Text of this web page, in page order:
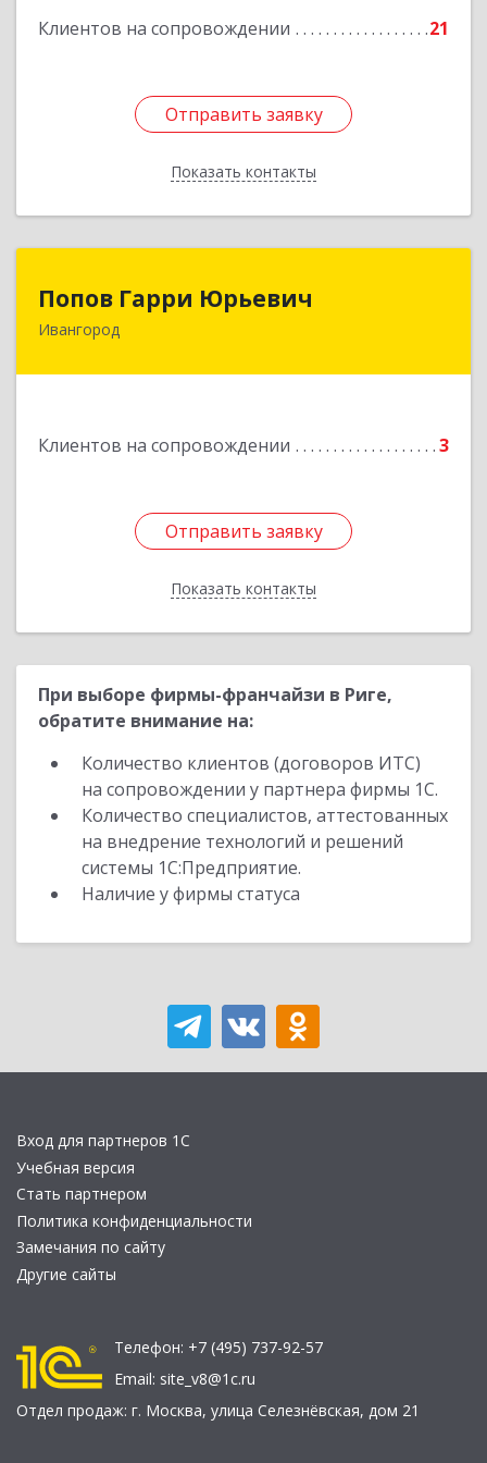
Клиентов на сопровождении 21
Отправить заявку
Показать контакты
Отправить заявку
Назад
Попов Гарри Юрьевич
Ивангород
Клиентов на сопровождении 3
Отправить заявку
Показать контакты
Отправить заявку
Назад
При выборе фирмы-франчайзи в Риге,
обратите внимание на:
Количество клиентов (договоров ИТС)
на сопровождении у партнера фирмы 1С.
Количество специалистов, аттестованных
на внедрение технологий и решений
системы 1С:Предприятие.
Наличие у фирмы статуса
Вход для партнеров 1С
Учебная версия
Стать партнером
Политика конфиденциальности
Замечания по сайту
Другие сайты
Телефон: +7 (495) 737-92-57
Email: site_v8@1c.ru
Отдел продаж: г. Москва, улица Селезнёвская, дом 21